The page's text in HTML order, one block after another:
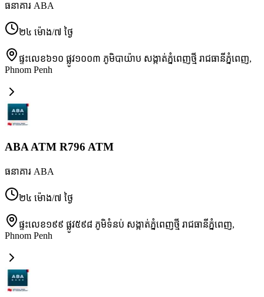
ធនាគារ ABA
២៤ ម៉ោង/៧ ថ្ងៃ
ផ្ទះលេខ៦១០ ផ្លូវ១០០៣ ភូមិបាយ៉ាប សង្កាត់ភ្នំពេញថ្មី រាជធានីភ្នំពេញ,
Phnom Penh
ABA ATM R796 ATM
ធនាគារ ABA
២៤ ម៉ោង/៧ ថ្ងៃ
ផ្ទះលេខ១៩៩ ផ្លូវ៥៩៨ ភូមិទំនប់ សង្កាត់ភ្នំពេញថ្មី រាជធានីភ្នំពេញ,
Phnom Penh